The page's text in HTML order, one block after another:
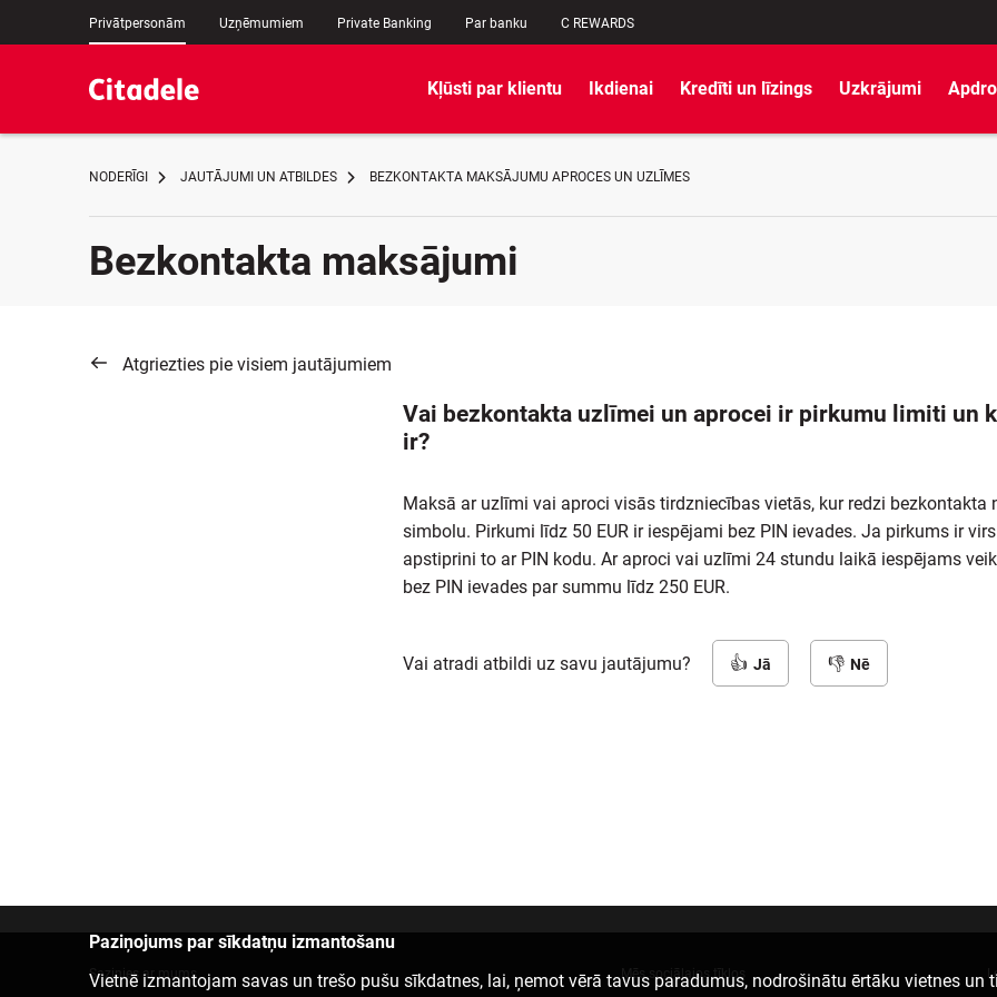
Privātpersonām Uzņēmumiem Private Banking Par banku C REWARDS
Kļūsti par klientu Ikdienai Kredīti un līzings Uzkrājumi
NODERĪGI JAUTĀJUMI UN ATBILDES BEZKONTAKTA MAKSĀJUMU APROCES UN UZLĪMES
Bezkontakta maksājumi
Atgriezties pie visiem jautājumiem
Vai bezkontakta uzlīmei un aprocei ir pirkumu limiti un
ir?
Maksā ar uzlīmi vai aproci visās tirdzniecības vietās, kur redzi bezkontakta
simbolu. Pirkumi līdz 50 EUR ir iespējami bez PIN ievades. Ja pirkums ir virs
apstiprini to ar PIN kodu. Ar aproci vai uzlīmi 24 stundu laikā iespējams
bez PIN ievades par summu līdz 250 EUR.
Vai atradi atbildi uz savu jautājumu? Jā Nē
Paziņojums par sīkdatņu izmantošanu
Vietnē izmantojam savas un trešo pušu sīkdatnes, lai, ņemot vērā tavus paradumus, nodrošinātu ērtāku vietnes un
Sazinies ar mums Mēs sociālajos tīklos